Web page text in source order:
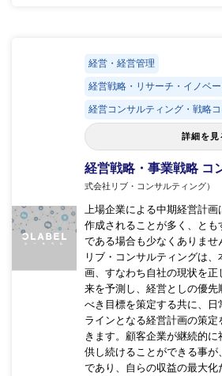
経営・経営管理
経営戦略・リサーチ・イノベ
経営コンサルティング・戦略
詳細を見
経営戦略・事業戦略 コ
式会社リブ・コンサルティング）
上場企業による中期経営計
作成されることが多く、とも
である場合も少なくありませ
リブ・コンサルティングは
画、すなわち自社の現状を
来を予測し、経営としの優先
べき目標を策定する共に、日
ラインとなる経営計画の策
きます。顧客企業が継続的
供し続けることができる事が
であり、自らの収益の最大化